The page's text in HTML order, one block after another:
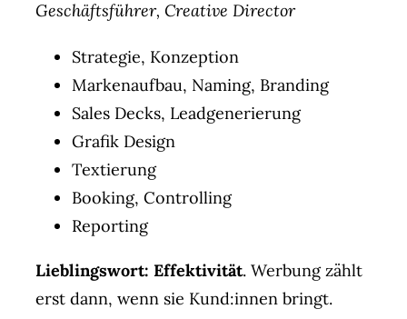
Geschäftsführer, Creative Director
Strategie, Konzeption
Markenaufbau, Naming, Branding
Sales Decks, Leadgenerierung
Grafik Design
Textierung
Booking, Controlling
Reporting
Lieblingswort: Effektivität. Werbung zählt
erst dann, wenn sie Kund:innen bringt.